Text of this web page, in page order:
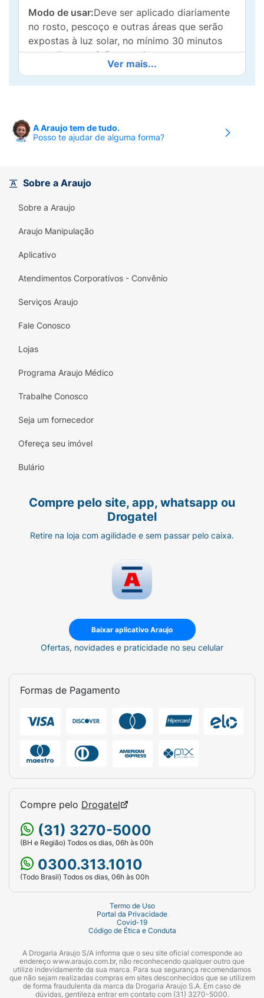
Modo de usar:Deve ser aplicado diariamente
no rosto, pescoço e outras áreas que serão
expostas à luz solar, no mínimo 30 minutos
antes da exposição ao sol e sempre que
necessário. Recomenda-se reaplicar o
produto a cada 2 horas. Reaplicar sempre,
sol.
Ver mais...
A Araujo tem de tudo.
Posso te ajudar de alguma forma?
Sobre a Araujo
Sobre a Araujo
Araujo Manipulação
Aplicativo
Atendimentos Corporativos - Convênio
Serviços Araujo
Fale Conosco
Lojas
Programa Araujo Médico
Trabalhe Conosco
Seja um fornecedor
Ofereça seu imóvel
Bulário
Compre pelo site, app, whatsapp ou
Drogatel
Retire na loja com agilidade e sem passar pelo caixa.
Baixar aplicativo Araujo
Ofertas, novidades e praticidade no seu celular
Formas de Pagamento
Compre pelo Drogatel
(31) 3270-5000
(BH e Região) Todos os dias, 06h às 00h
0300.313.1010
(Todo Brasil) Todos os dias, 06h às 00h
Termo de Uso
Portal da Privacidade
Covid-19
Código de Ética e Conduta
A Drogaria Araujo S/A informa que o seu site oficial corresponde ao
endereço www.araujo.com.br, não reconhecendo qualquer outro que
utilize indevidamente da sua marca. Para sua segurança recomendamos
que não sejam realizadas compras em sites desconhecidos que se utilizem
de forma fraudulenta da marca da Drogaria Araujo S.A. Em caso de
dúvidas, gentileza entrar em contato com (31) 3270-5000.